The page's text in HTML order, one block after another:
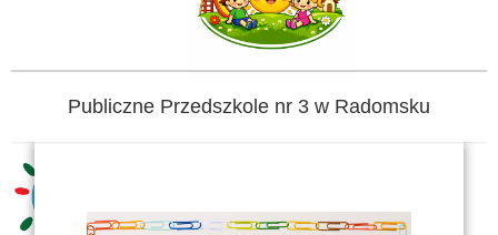
Publiczne Przedszkole nr 3 w Radomsku